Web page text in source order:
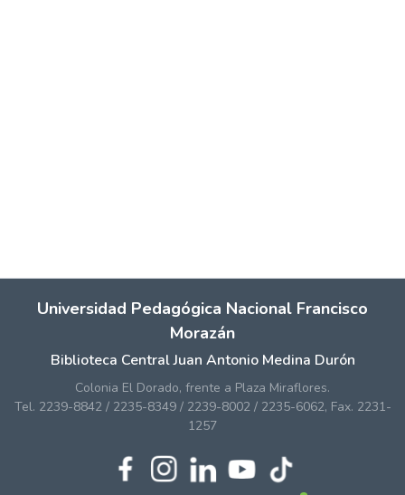
Universidad Pedagógica Nacional Francisco
Morazán
Biblioteca Central Juan Antonio Medina Durón
Colonia El Dorado, frente a Plaza Miraflores.
Tel. 2239-8842 / 2235-8349 / 2239-8002 / 2235-6062, Fax. 2231-
1257